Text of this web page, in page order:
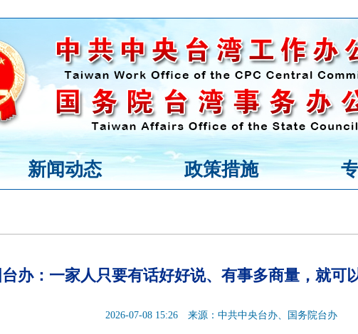
新闻动态 政策措施
台办：一家人只要有话好好说、有事多商量，就可
2026-07-08 15:26 来源：中共中央台办、国务院台办